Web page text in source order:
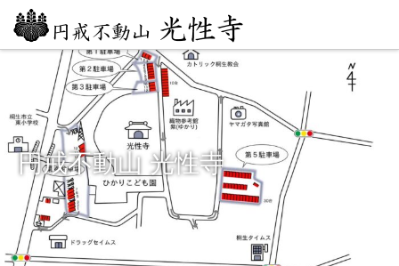
円戒不動山 光性寺